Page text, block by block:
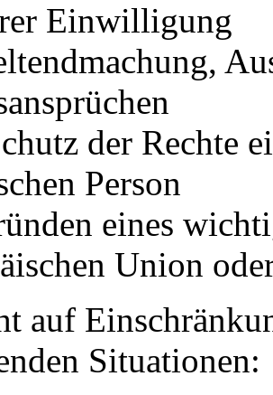
Einwilligung
der Rechte
Person
eines
Union
auf
Situationen: